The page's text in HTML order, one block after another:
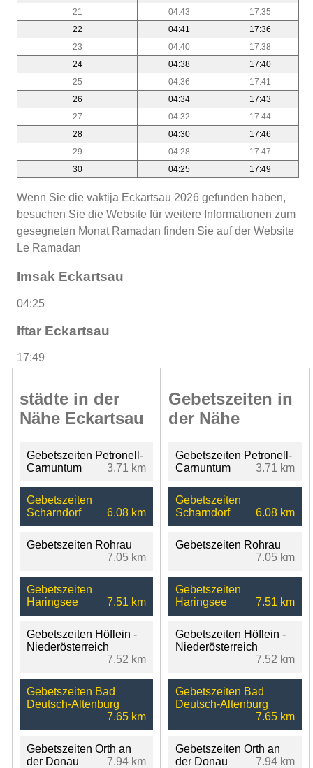
21
04:43
17:35
22
04:41
17:36
23
04:40
17:38
24
04:38
17:40
25
04:36
17:41
26
04:34
17:43
27
04:32
17:44
28
04:30
17:46
29
04:28
17:47
30
04:25 17:49
Wenn Sie die vaktija Eckartsau 2026 gefunden haben,
besuchen Sie die Website für weitere Informationen zum
gesegneten Monat Ramadan finden Sie auf der Website
Le Ramadan
Imsak Eckartsau
04:25
Iftar Eckartsau
17:49
städte in der
Nähe Eckartsau
Gebetszeiten Petronell-
Carnuntum
3.71 km
Gebetszeiten
Scharndorf
6.08 km
Gebetszeiten Rohrau
7.05 km
Gebetszeiten
Haringsee
7.51 km
Gebetszeiten Höflein -
Niederösterreich
7.52 km
Gebetszeiten Bad
Deutsch-Altenburg
7.65 km
Gebetszeiten Orth an
der Donau
7.94 km
Gebetszeiten in
der Nähe
Gebetszeiten Petronell-
Carnuntum
3.71 km
Gebetszeiten
Scharndorf
6.08 km
Gebetszeiten Rohrau
7.05 km
Gebetszeiten
Haringsee
7.51 km
Gebetszeiten Höflein -
Niederösterreich
7.52 km
Gebetszeiten Bad
Deutsch-Altenburg
7.65 km
Gebetszeiten Orth an
der Donau
7.94 km